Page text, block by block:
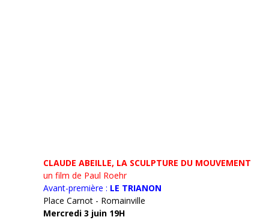
CLAUDE ABEILLE, LA SCULPTURE DU MOUVEMENT
un film de Paul Roehr
Avant-première : LE TRIANON
Place Carnot - Romainville
Mercredi 3 juin 19H